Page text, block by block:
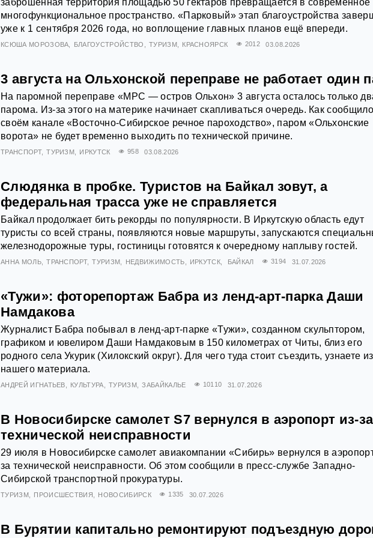
многофункциональное пространство. «Парковый» этап благоустройства
уже к 1 сентября 2026 года, но воплощение главных планов ещё впереди.
КСЮША МОРОЗОВА БЛАГОУСТРОЙСТВО ТУРИЗМ КРАСНОЯРСК 2012 03.08.2026
3 августа на Ольхонской переправе не работает один
На паромной переправе «МРС — остров Ольхон» 3 августа осталось только
парома. Из‑за этого на материке начинает скапливаться очередь. Как
своём канале «Восточно‑Сибирское речное пароходство», паром «Ольхонские
ворота» не будет временно выходить по технической причине.
ТРАНСПОРТ ТУРИЗМ ИРКУТСК 958 03.08.2026
Слюдянка в пробке. Туристов на Байкал зовут, а
федеральная трасса уже не справляется
Байкал продолжает бить рекорды по популярности. В Иркутскую область едут
туристы со всей страны, появляются новые маршруты, запускаются
железнодорожные туры, гостиницы готовятся к очередному наплыву гостей.
АННА МОЛЬ ТРАНСПОРТ ТУРИЗМ НЕДВИЖИМОСТЬ ИРКУТСК БАЙКАЛ 3194 31.07.2026
«Тужи»: фоторепортаж Бабра из ленд-арт-парка Даши
Намдакова
Журналист Бабра побывал в ленд-арт-парке «Тужи», созданном скульптором,
графиком и ювелиром Даши Намдаковым в 150 километрах от Читы, близ его
родного села Укурик (Хилокский округ). Для чего туда стоит съездить, узнаете из
нашего материала.
АНДРЕЙ ИГНАТЬЕВ КУЛЬТУРА ТУРИЗМ ЗАБАЙКАЛЬЕ 10110 31.07.2026
В Новосибирске самолет S7 вернулся в аэропорт из-за
технической неисправности
29 июля в Новосибирске самолет авиакомпании «Сибирь» вернулся в
за технической неисправности. Об этом сообщили в пресс-службе Западно-
Сибирской транспортной прокуратуры.
ТУРИЗМ ПРОИСШЕСТВИЯ НОВОСИБИРСК 1335 30.07.2026
В Бурятии капитально ремонтируют подъездную